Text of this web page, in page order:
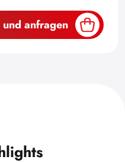
anfragen